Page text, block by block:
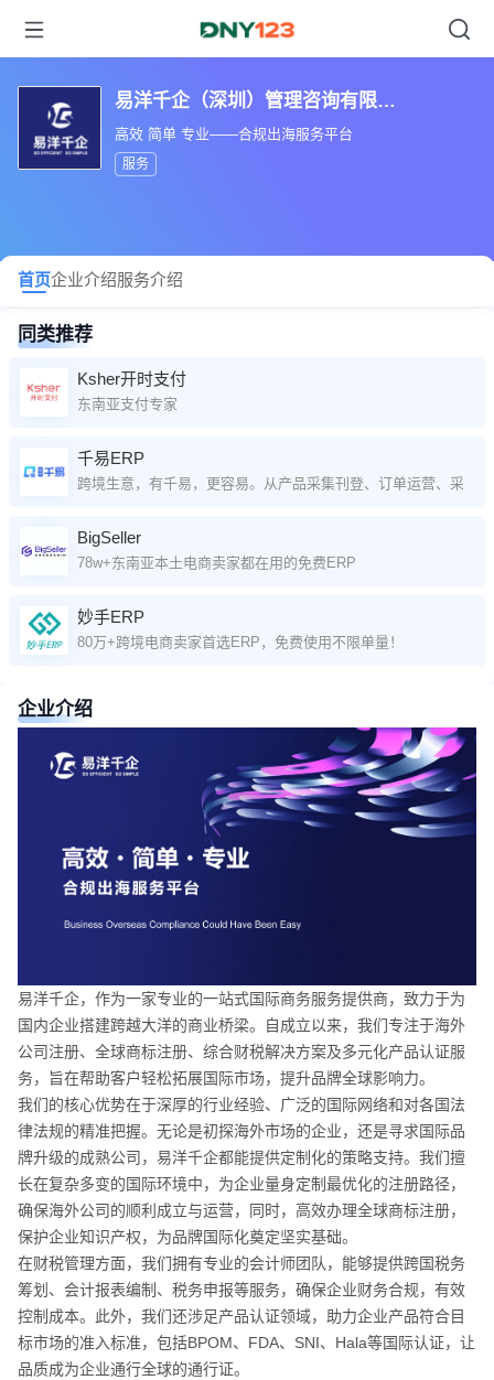
易洋千企（深圳）管理咨询有限公司
高效 简单 专业——合规出海服务平台
服务
首页企业介绍服务介绍
同类推荐
Ksher开时支付
东南亚支付专家
千易ERP
跨境生意，有千易，更容易。从产品采集刊登、订单运营、采购
BigSeller
78w+东南亚本土电商卖家都在用的免费ERP
妙手ERP
80万+跨境电商卖家首选ERP，免费使用不限单量！
企业介绍
易洋千企，作为一家专业的一站式国际商务服务提供商，致力于为
国内企业搭建跨越大洋的商业桥梁。自成立以来，我们专注于海外
公司注册、全球商标注册、综合财税解决方案及多元化产品认证服
务，旨在帮助客户轻松拓展国际市场，提升品牌全球影响力。
我们的核心优势在于深厚的行业经验、广泛的国际网络和对各国法
律法规的精准把握。无论是初探海外市场的企业，还是寻求国际品
牌升级的成熟公司，易洋千企都能提供定制化的策略支持。我们擅
长在复杂多变的国际环境中，为企业量身定制最优化的注册路径，
确保海外公司的顺利成立与运营，同时，高效办理全球商标注册，
保护企业知识产权，为品牌国际化奠定坚实基础。
在财税管理方面，我们拥有专业的会计师团队，能够提供跨国税务
筹划、会计报表编制、税务申报等服务，确保企业财务合规，有效
控制成本。此外，我们还涉足产品认证领域，助力企业产品符合目
标市场的准入标准，包括BPOM、FDA、SNI、Hala等国际认证，让
品质成为企业通行全球的通行证。